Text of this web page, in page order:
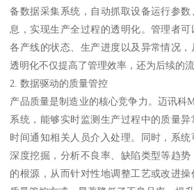
备数据采集系统，自动抓取设备运行参
息，实现生产全过程的透明化。管理者
各产线的状态、生产进度以及异常情况
透明化不仅提高了管理效率，还为后续的
2. 数据驱动的质量管控
产品质量是制造业的核心竞争力。迈讯科
系统，能够实时监测生产过程中的质量
时间通知相关人员介入处理。同时，系
深度挖掘，分析不良率、缺陷类型等趋
的根源，从而针对性地调整工艺或改进